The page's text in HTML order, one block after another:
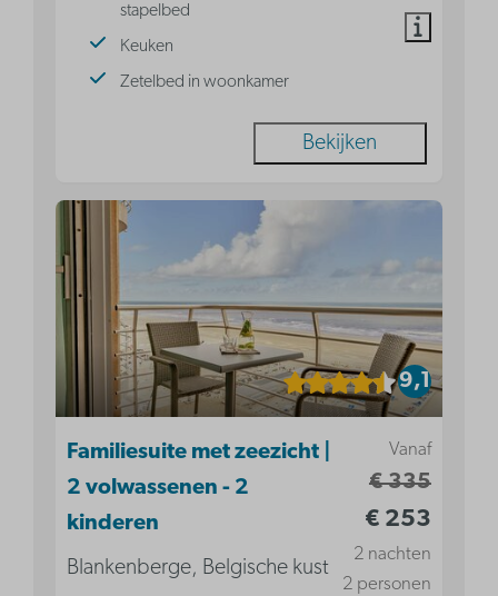
stapelbed
Keuken
Zetelbed in woonkamer
Bekijken
9,1
Vanaf
€ 335
€ 253
2 nachten
2 personen
Familiesuite met zeezicht |
2 volwassenen - 2
kinderen
Blankenberge, Belgische kust